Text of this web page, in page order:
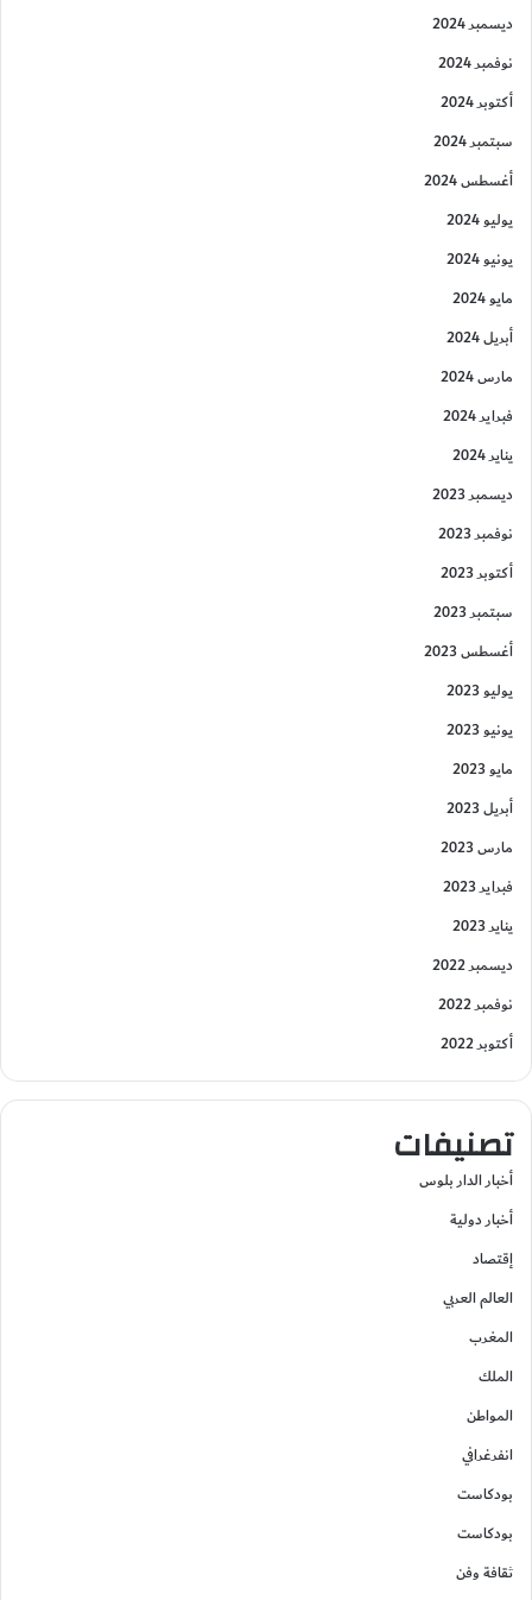
ديسمبر 2024
نوفمبر 2024
أكتوبر 2024
سبتمبر 2024
أغسطس 2024
يوليو 2024
يونيو 2024
مايو 2024
أبريل 2024
مارس 2024
فبراير 2024
يناير 2024
ديسمبر 2023
نوفمبر 2023
أكتوبر 2023
سبتمبر 2023
أغسطس 2023
يوليو 2023
يونيو 2023
مايو 2023
أبريل 2023
مارس 2023
فبراير 2023
يناير 2023
ديسمبر 2022
نوفمبر 2022
أكتوبر 2022
تصنيفات
أخبار الدار بلوس
أخبار دولية
إقتصاد
العالم العربي
المغرب
الملك
المواطن
انفرغرافي
بودكاست
بودكاست
ثقافة وفن